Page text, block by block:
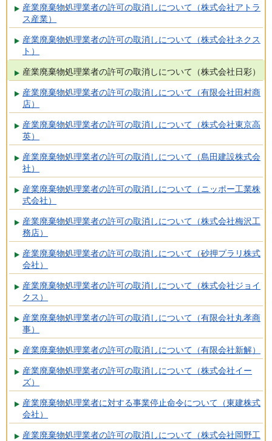
産業廃棄物処理業者の許可の取消しについて（株式会社アトラ
ス産業）
産業廃棄物処理業者の許可の取消しについて（株式会社ネクス
ト）
産業廃棄物処理業者の許可の取消しについて（株式会社日彩）
産業廃棄物処理業者の許可の取消しについて（有限会社田村商
店）
産業廃棄物処理業者の許可の取消しについて（株式会社東京高
英）
産業廃棄物処理業者の許可の取消しについて（島田建設株式会
社）
産業廃棄物処理業者の許可の取消しについて（ニッポー工業株
式会社）
産業廃棄物処理業者の許可の取消しについて（株式会社梅沢工
務店）
産業廃棄物処理業者の許可の取消しについて（砂押プラリ株式
会社）
産業廃棄物処理業者の許可の取消しについて（株式会社ジョイ
クス）
産業廃棄物処理業者の許可の取消しについて（有限会社丸孝商
事）
産業廃棄物処理業者の許可の取消しについて（有限会社新解）
産業廃棄物処理業者の許可の取消しについて（株式会社イー
ズ）
産業廃棄物処理業者に対する事業停止命令について（東建株式
会社）
産業廃棄物処理業者の許可の取消しについて（株式会社岡野工